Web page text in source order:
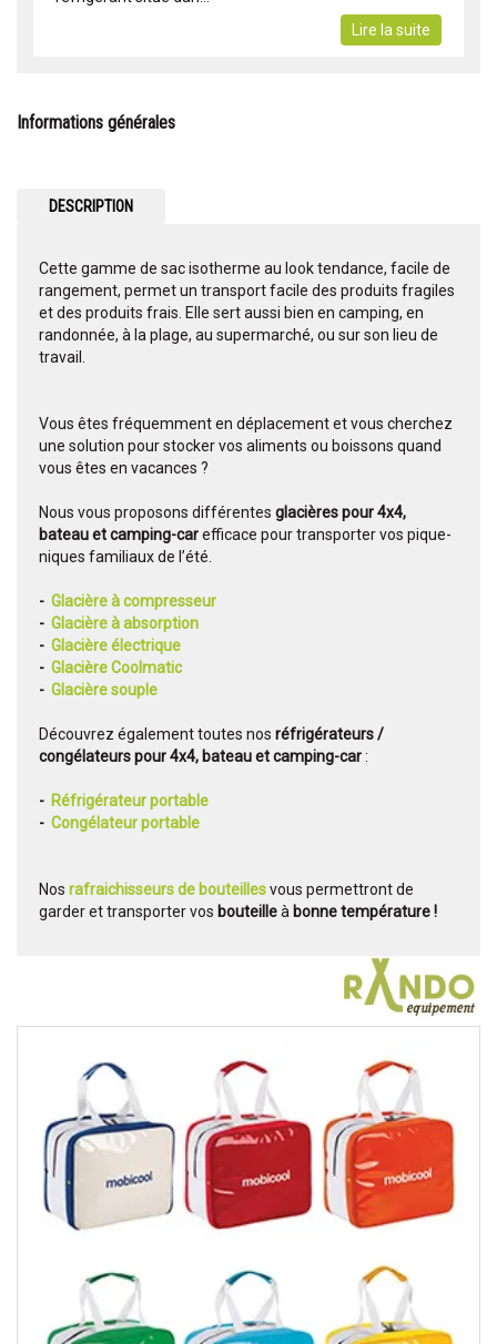
Lire la suite
Informations générales
DESCRIPTION
Cette gamme de sac isotherme au look tendance, facile de
rangement, permet un transport facile des produits fragiles
et des produits frais. Elle sert aussi bien en camping, en
randonnée, à la plage, au supermarché, ou sur son lieu de
travail.
Vous êtes fréquemment en déplacement et vous cherchez
une solution pour stocker vos aliments ou boissons quand
vous êtes en vacances ?
Nous vous proposons différentes glacières pour 4x4,
bateau et camping-carefficace pour transporter vos pique-
niques familiaux de l’été.
- Glacière à compresseur
- Glacière à absorption
- Glacière électrique
- Glacière Coolmatic
- Glacière souple
Découvrez également toutes nos réfrigérateurs /
congélateurs pour 4x4, bateau et camping-car:
- Réfrigérateur portable
- Congélateur portable
Nos rafraichisseurs de bouteillesvous permettront de
garder et transporter vos bouteilleà bonne température !